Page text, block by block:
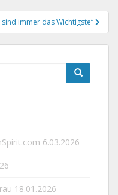
immer das Wichtigste“
6.03.2026
18.01.2026